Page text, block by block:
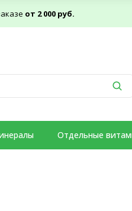
от 2 000 руб.
Отдельные